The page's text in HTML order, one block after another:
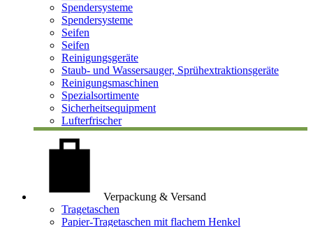
Spendersysteme
Spendersysteme
Seifen
Seifen
Reinigungsgeräte
Staub- und Wassersauger, Sprühextraktionsgeräte
Reinigungsmaschinen
Spezialsortimente
Sicherheitsequipment
Lufterfrischer
Verpackung & Versand
Tragetaschen
Papier-Tragetaschen mit flachem Henkel